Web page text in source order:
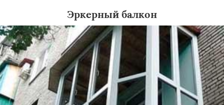
Эркерный балкон